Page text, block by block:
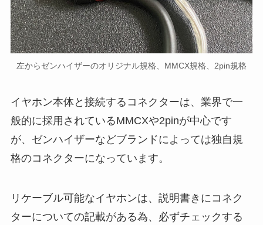
左からゼンハイザーのオリジナル規格、MMCX規格、2pin規格
イヤホン本体と接続するコネクターは、業界で一
般的に採用されているMMCXや2pinが中心です
が、ゼンハイザーなどブランドによっては独自規
格のコネクターになっています。
リケーブル可能なイヤホンは、説明書きにコネク
ターについての記載がある為、必ずチェックする